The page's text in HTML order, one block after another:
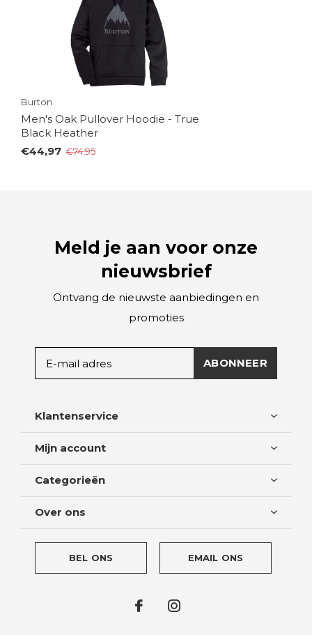
Burton
Men's Oak Pullover Hoodie - True
Black Heather
€44,97 €74,95
Meld je aan voor onze
nieuwsbrief
Ontvang de nieuwste aanbiedingen en
promoties
ABONNEER
Klantenservice
Mijn account
Categorieën
Over ons
BEL ONS EMAIL ONS